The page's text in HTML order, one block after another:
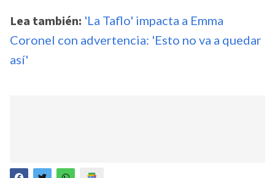
Lea también: 'La Taflo' impacta a Emma
Coronel con advertencia: 'Esto no va a quedar
así'